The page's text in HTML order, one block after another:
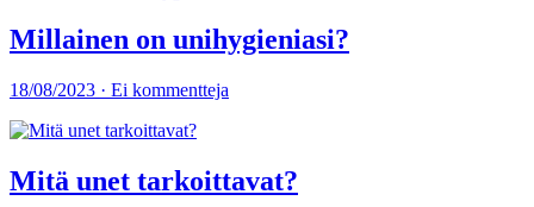
Millainen on unihygieniasi?
18/08/2023 · Ei kommentteja
Mitä unet tarkoittavat?